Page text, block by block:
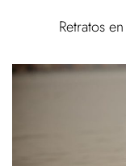
Retratos